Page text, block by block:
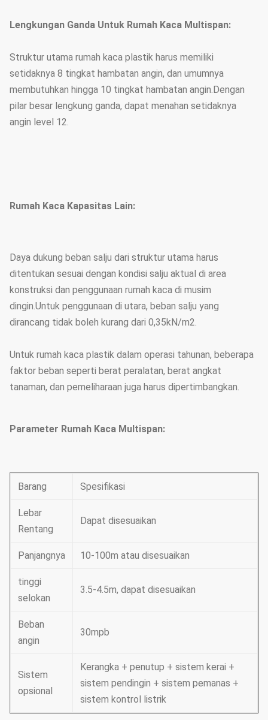
Lengkungan Ganda Untuk Rumah Kaca Multispan:
Struktur utama rumah kaca plastik harus memiliki
setidaknya 8 tingkat hambatan angin, dan umumnya
membutuhkan hingga 10 tingkat hambatan angin.Dengan
pilar besar lengkung ganda, dapat menahan setidaknya
angin level 12.
Rumah Kaca Kapasitas Lain:
Daya dukung beban salju dari struktur utama harus
ditentukan sesuai dengan kondisi salju aktual di area
konstruksi dan penggunaan rumah kaca di musim
dingin.Untuk penggunaan di utara, beban salju yang
dirancang tidak boleh kurang dari 0,35kN/m2.
Untuk rumah kaca plastik dalam operasi tahunan, beberapa
faktor beban seperti berat peralatan, berat angkat
tanaman, dan pemeliharaan juga harus dipertimbangkan.
Parameter Rumah Kaca Multispan:
Barang Spesifikasi
Lebar
Rentang
Dapat disesuaikan
Panjangnya 10-100m atau disesuaikan
tinggi
selokan
3.5-4.5m, dapat disesuaikan
Beban
angin
30mpb
Sistem
opsional
Kerangka + penutup + sistem kerai +
sistem pendingin + sistem pemanas +
sistem kontrol listrik